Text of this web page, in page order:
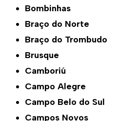
Bombinhas
Braço do Norte
Braço do Trombudo
Brusque
Camboriú
Campo Alegre
Campo Belo do Sul
Campos Novos